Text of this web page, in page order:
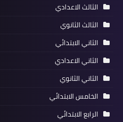
الثالث الاعدادي
الثالث الثانوي
الثاني الابتدائي
الثاني الاعدادي
الثاني الثانوي
الخامس الابتدائي
الرابع الابتدائي